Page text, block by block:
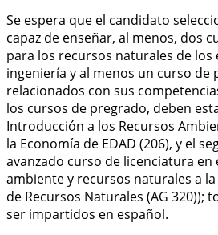
Se espera que el candidato
capaz de enseñar, al menos, dos
para los recursos naturales de los
ingeniería y al menos un curso de
relacionados con sus
los cursos de pregrado, deben
Introducción a los Recursos
la Economía de EDAD (206), y el
avanzado curso de licenciatura en
ambiente y recursos naturales a
de Recursos Naturales (AG 320));
ser impartidos en español.